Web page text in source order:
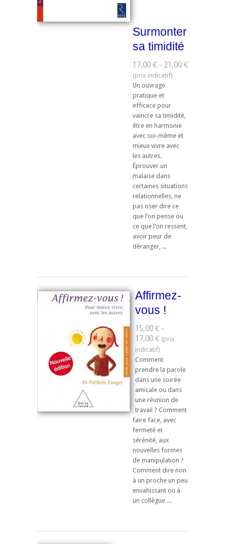
Surmonter
sa timidité
17,00 € - 21,00 €
Un ouvrage
pratique et
efficace pour
vaincre sa timidité,
être en harmonie
avec soi-même et
mieux vivre avec
les autres.
Éprouver un
malaise dans
certaines situations
relationnelles, ne
pas oser dire ce
que l’on pense ou
ce que l’on ressent,
avoir peur de
déranger, ...
Affirmez-
vous !
15,00 € -
17,00 €
Comment
prendre la parole
dans une soirée
amicale ou dans
une réunion de
travail ? Comment
faire face, avec
fermeté et
sérénité, aux
nouvelles formes
de manipulation ?
Comment dire non
à un proche un peu
envahissant ou à
un collègue ...